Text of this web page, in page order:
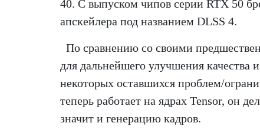
40. С выпуском чипов серии RTX 50
апскейлера под названием DLSS 4.
По сравнению со своими
для дальнейшего улучшения
некоторых оставшихся проблем/
теперь работает на ядрах Tensor, он
значит и генерацию кадров.